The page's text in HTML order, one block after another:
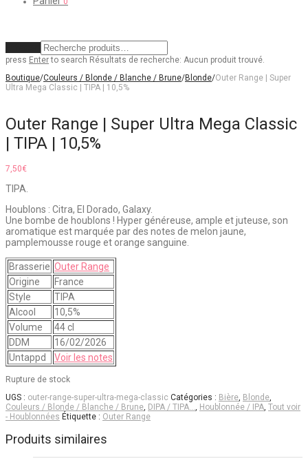
press Enterto search Résultats de recherche: Aucun produit trouvé.
Boutique/Couleurs / Blonde / Blanche / Brune/Blonde/Outer Range | Super
Ultra Mega Classic | TIPA | 10,5%
Outer Range | Super Ultra Mega Classic
| TIPA | 10,5%
7,50€
TIPA.
Houblons : Citra, El Dorado, Galaxy.
Une bombe de houblons ! Hyper généreuse, ample et juteuse, son
aromatique est marquée par des notes de melon jaune,
pamplemousse rouge et orange sanguine.
Brasserie Outer Range
Origine
France
Style
TIPA
Alcool
10,5%
Volume
44 cl
DDM
16/02/2026
Untappd
Voir les notes
Rupture de stock
UGS : outer-range-super-ultra-mega-classic Catégories : Bière, Blonde,
Couleurs / Blonde / Blanche / Brune, DIPA / TIPA…, Houblonnée / IPA, Tout voir
- Houblonnées Étiquette : Outer Range
Produits similaires